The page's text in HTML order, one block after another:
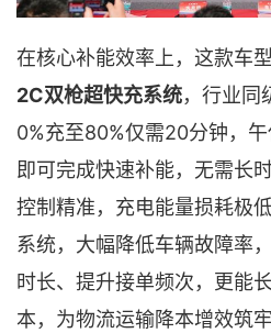
在核心补能效率上，这款车
2C双枪超快充系统，行业同
0%充至80%仅需20分钟，
即可完成快速补能，无需长
控制精准，充电能量损耗极
系统，大幅降低车辆故障率
时长、提升接单频次，更能
本，为物流运输降本增效筑牢